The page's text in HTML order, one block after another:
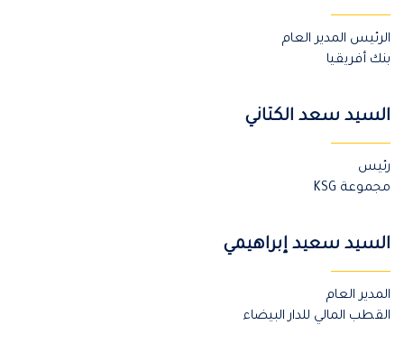
الرئيس المدير العام
بنك أفريقيا
السيد سعد الكتاني
رئيس
مجموعة KSG
السيد سعيد إبراهيمي
المدير العام
القطب المالي للدار البيضاء